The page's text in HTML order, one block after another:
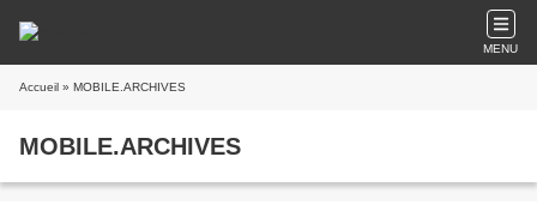
MENU
Accueil » MOBILE.ARCHIVES
MOBILE.ARCHIVES